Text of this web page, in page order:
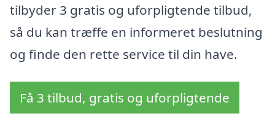
tilbyder 3 gratis og uforpligtende tilbud,
så du kan træffe en informeret beslutning
og finde den rette service til din have.
Få 3 tilbud, gratis og uforpligtende